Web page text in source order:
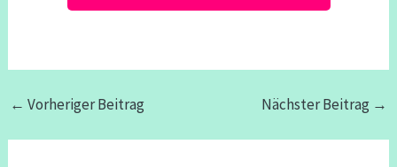
← Vorheriger Beitrag Nächster Beitrag →